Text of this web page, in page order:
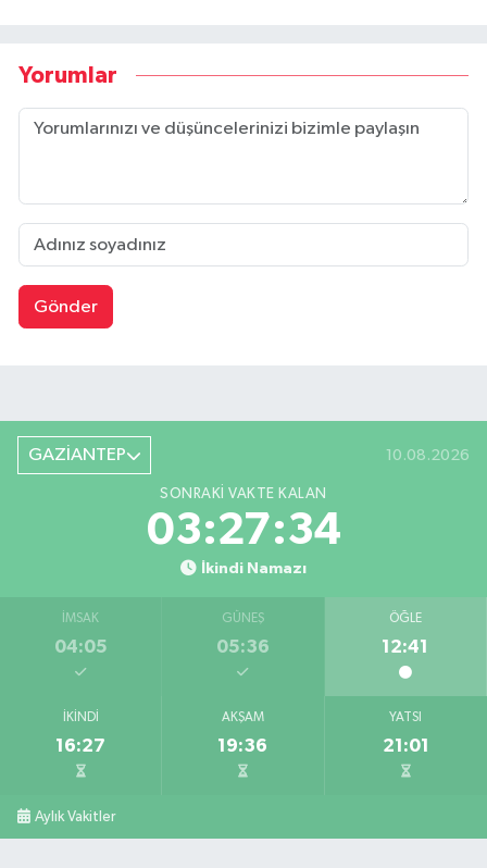
Yorumlar
Gönder
GAZİANTEP 10.08.2026
SONRAKI VAKTE KALAN
03:27:33
İkindi Namazı
İMSAK
04:05
GÜNEŞ
05:36
ÖĞLE
12:41
İKINDI
16:27
AKŞAM
19:36
YATSI
21:01
Aylık Vakitler